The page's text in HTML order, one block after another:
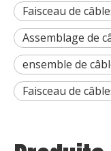
Faisceau de
Assemblage de
ensemble de
Faisceau de